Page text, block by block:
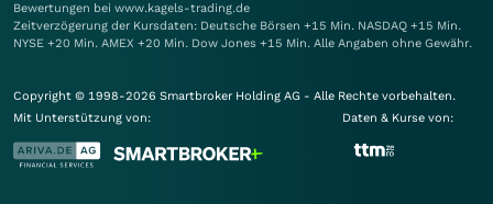
Bewertungen bei www.kagels-trading.de
Zeitverzögerung der Kursdaten: Deutsche Börsen +15 Min. NASDAQ +15 Min.
NYSE +20 Min. AMEX +20 Min. Dow Jones +15 Min. Alle Angaben ohne Gewähr.
Copyright © 1998-2026 Smartbroker Holding AG - Alle Rechte vorbehalten.
Mit Unterstützung von:
Daten & Kurse von: